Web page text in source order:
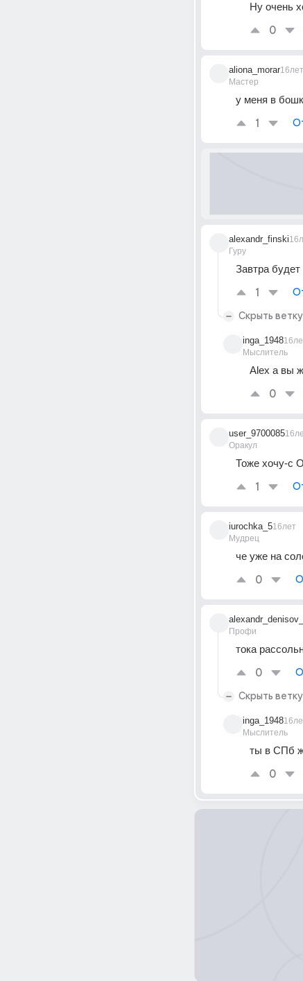
Ну очень
0
aliona_morar
Мастер
16лет
у меня в
1
alexandr_finski
Гуру
Завтра
1
Скрыть ветку
inga_1948
Мыслитель
Alex а вы
0
user_9700085
Оракул
Тоже хочу-с
1
iurochka_5
Мудрец
16лет
че уже на
0
Профи
тока
0
Скрыть ветку
inga_1948
Мыслитель
ты в СПб
0